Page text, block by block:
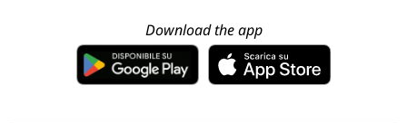
Download the app